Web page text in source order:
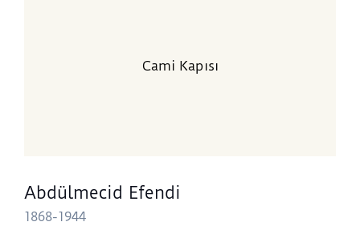
Cami Kapısı
Abdülmecid Efendi
1868-1944